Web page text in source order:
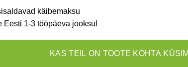
käibemaksu
Eesti 1-3 tööpäeva jooksul
KAS TEIL ON TOOTE KOHTA